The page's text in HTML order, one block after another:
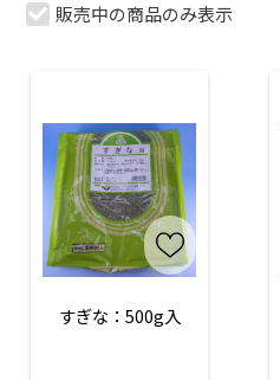
販売中の商品のみ表示
すぎな：500g入